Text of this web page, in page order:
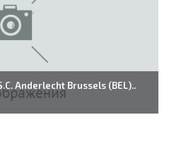
Anderlecht Brussels (BEL)..